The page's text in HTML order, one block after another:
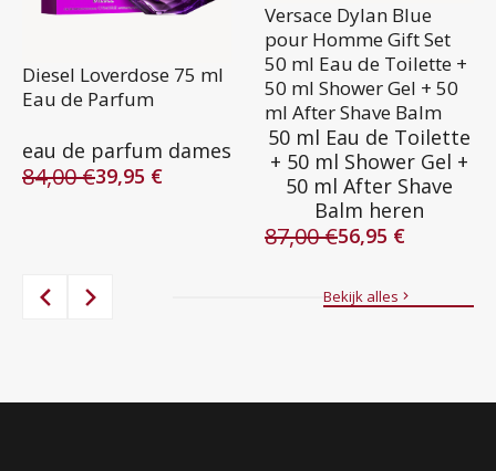
Diesel Loverdose 75 ml
Eau de Parfum
eau de parfum dames
84,00€
Oorspronkelijke
39,95 €
Huidige
Versace Dylan Blue
pour Homme Gift Set
50 ml Eau de Toilette +
50 ml Shower Gel + 50
ml After Shave Balm
50 ml Eau de Toilette
+ 50 ml Shower Gel +
50 ml After Shave
Balm heren
87,00€
Oorspronkelijke
56,95 €
Huidige
Bekijk alles